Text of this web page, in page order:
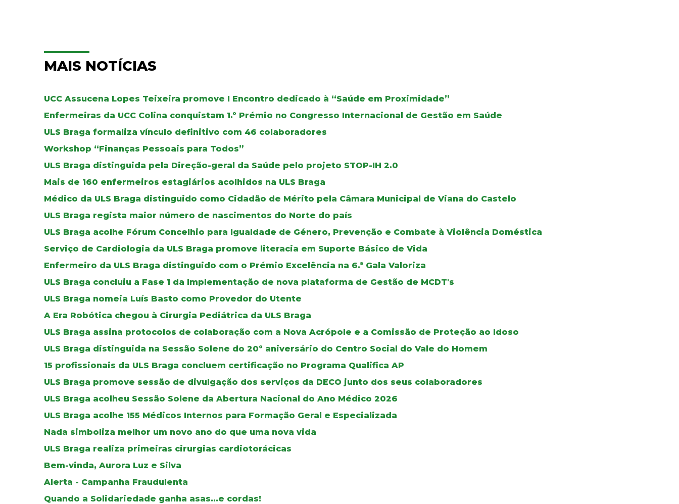
MAIS NOTÍCIAS
UCC Assucena Lopes Teixeira promove I Encontro dedicado à “Saúde em Proximidade”
Enfermeiras da UCC Colina conquistam 1.º Prémio no Congresso Internacional de Gestão em Saúde
ULS Braga formaliza vínculo definitivo com 46 colaboradores
Workshop “Finanças Pessoais para Todos”
ULS Braga distinguida pela Direção-geral da Saúde pelo projeto STOP-IH 2.0
Mais de 160 enfermeiros estagiários acolhidos na ULS Braga
Médico da ULS Braga distinguido como Cidadão de Mérito pela Câmara Municipal de Viana do Castelo
ULS Braga regista maior número de nascimentos do Norte do país
ULS Braga acolhe Fórum Concelhio para Igualdade de Género, Prevenção e Combate à Violência Doméstica
Serviço de Cardiologia da ULS Braga promove literacia em Suporte Básico de Vida
Enfermeiro da ULS Braga distinguido com o Prémio Excelência na 6.ª Gala Valoriza
ULS Braga concluiu a Fase 1 da Implementação de nova plataforma de Gestão de MCDT's
ULS Braga nomeia Luís Basto como Provedor do Utente
A Era Robótica chegou à Cirurgia Pediátrica da ULS Braga
ULS Braga assina protocolos de colaboração com a Nova Acrópole e a Comissão de Proteção ao Idoso
ULS Braga distinguida na Sessão Solene do 20º aniversário do Centro Social do Vale do Homem
15 profissionais da ULS Braga concluem certificação no Programa Qualifica AP
ULS Braga promove sessão de divulgação dos serviços da DECO junto dos seus colaboradores
ULS Braga acolheu Sessão Solene da Abertura Nacional do Ano Médico 2026
ULS Braga acolhe 155 Médicos Internos para Formação Geral e Especializada
Nada simboliza melhor um novo ano do que uma nova vida
ULS Braga realiza primeiras cirurgias cardiotorácicas
Bem-vinda, Aurora Luz e Silva
Alerta - Campanha Fraudulenta
Quando a Solidariedade ganha asas...e cordas!